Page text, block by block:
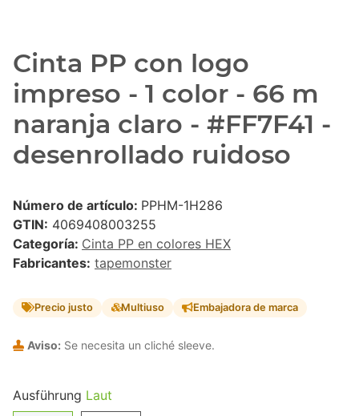
Cinta PP con logo
impreso - 1 color - 66 m
naranja claro - #FF7F41 -
desenrollado ruidoso
Número de artículo: PPHM-1H286
GTIN: 4069408003255
Categoría: Cinta PP en colores HEX
Fabricantes: tapemonster
Precio justo Multiuso Embajadora de marca
Aviso: Se necesita un cliché sleeve.
Ausführung Laut